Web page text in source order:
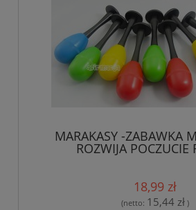
MARAKASY -ZABAWKA
ROZWIJA POCZUCIE
18,99 zł
(netto: 15,44 zł )